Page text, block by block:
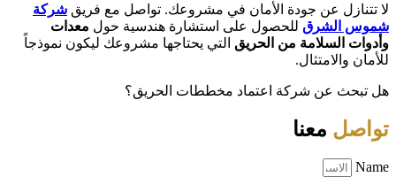
لا تتنازل عن جودة الأمان في مشروعك. تواصل مع فريق شركة
شموس الشرق للحصول على استشارة هندسية حول معدات
وأدوات السلامة من الحريق التي يحتاجها مشروعك ليكون نموذجاً
للأمان والامتثال.
هل تبحث عن شركة اعتماد مخططات الحريق؟
تواصل معنا
Name